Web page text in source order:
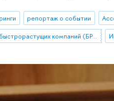
репортаж о событии
Индекс быстрорастущих компаний (БРК)